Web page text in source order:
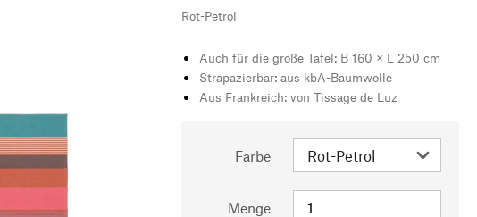
Rot-Petrol
Auch für die große Tafel: B 160 × L 250 cm
Strapazierbar: aus kbA-Baumwolle
Aus Frankreich: von Tissage de Luz
Farbe
Menge